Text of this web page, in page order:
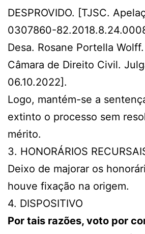
DESPROVIDO. [TJSC.
0307860-
Desa. Rosane Portella
Câmara de Direito Civil.
06.10.2022].
Logo, mantém-se a
extinto o processo sem
mérito.
3. HONORÁRIOS
Deixo de majorar os
houve fixação na origem.
4. DISPOSITIVO
Por tais razões, voto por